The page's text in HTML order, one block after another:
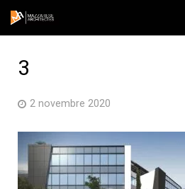
Actualités
Contact
3
2 novembre 2020